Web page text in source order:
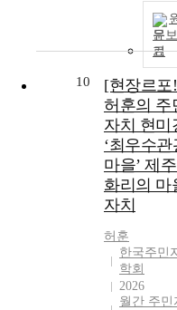
문보
기
10
[현장르포!
허훈의 주
자치 현미
‘최우수관
마을’ 제
화리의 마
자치
허훈
한국주민
학회
2026
월간 주민